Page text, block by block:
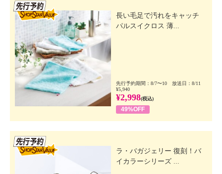
長い毛足で汚れをキャッチ
パルスイクロス 薄...
先行予約期間：8/7〜10 放送日：8/11
¥5,940
¥2,998(税込)
49%OFF
ラ・バガジェリー 復刻！バ
イカラーシリーズ ...